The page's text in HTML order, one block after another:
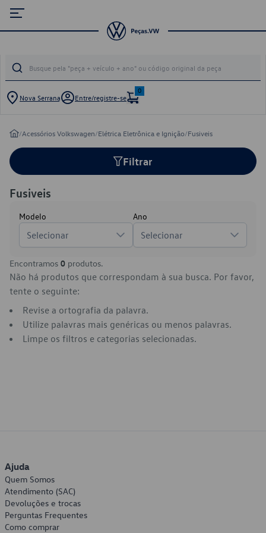
Nova Serrana Entre/registre-se
0
/Acessórios Volkswagen/Elétrica Eletrônica e Ignição/Fusiveis
Filtrar
Fusiveis
Modelo
Selecionar
Ano
Selecionar
Encontramos 0 produtos.
Não há produtos que correspondam à sua busca. Por favor,
tente o seguinte:
Revise a ortografia da palavra.
Utilize palavras mais genéricas ou menos palavras.
Limpe os filtros e categorias selecionadas.
Ajuda
Quem Somos
Atendimento (SAC)
Devoluções e trocas
Perguntas Frequentes
Como comprar